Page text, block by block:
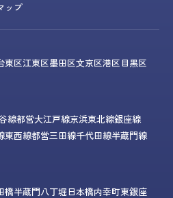
ップ
東区江東区墨田区文京区港区目黒区
線都営大江戸線京浜東北線銀座線
東西線都営三田線千代田線半蔵門線
橋半蔵門八丁堀日本橋内幸町東銀座